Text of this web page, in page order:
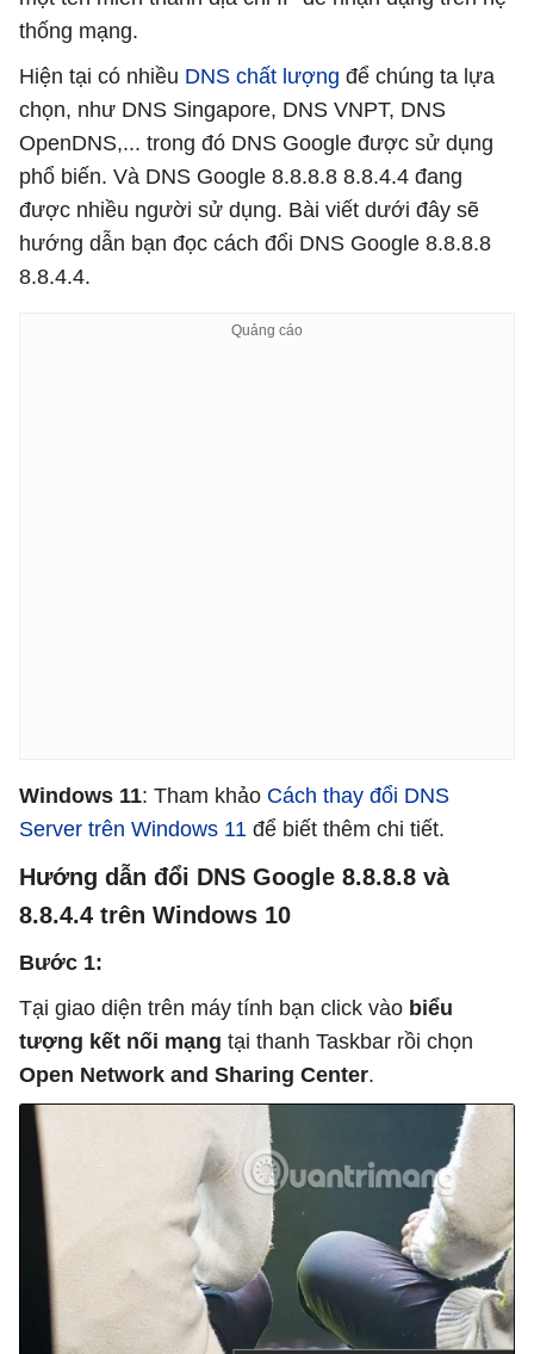
thống mạng.
Hiện tại có nhiều DNS chất lượng để chúng ta lựa
chọn, như DNS Singapore, DNS VNPT, DNS
OpenDNS,... trong đó DNS Google được sử dụng
phổ biến. Và DNS Google 8.8.8.8 8.8.4.4 đang
được nhiều người sử dụng. Bài viết dưới đây sẽ
hướng dẫn bạn đọc cách đổi DNS Google 8.8.8.8
8.8.4.4.
Windows 11: Tham khảo Cách thay đổi DNS
Server trên Windows 11 để biết thêm chi tiết.
Hướng dẫn đổi DNS Google 8.8.8.8 và
8.8.4.4 trên Windows 10
Bước 1:
Tại giao diện trên máy tính bạn click vào biểu
tượng kết nối mạng tại thanh Taskbar rồi chọn
Open Network and Sharing Center.